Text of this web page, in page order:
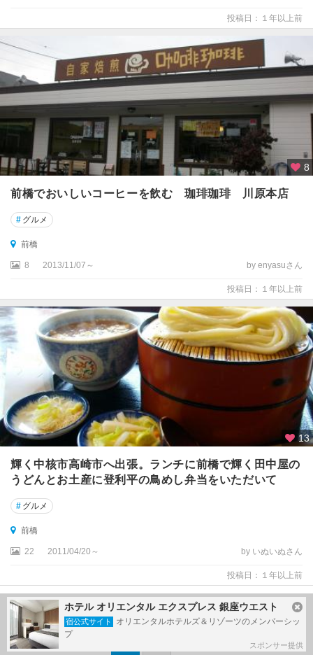
投稿日：１年以上前
8
前橋でおいしいコーヒーを飲む 珈琲珈琲 川原本店
# グルメ
前橋
8 2013/11/07～ by enyasuさん
投稿日：１年以上前
13
輝く中核市高崎市へ出張。ランチに前橋で輝く田中屋の
うどんとお土産に登利平の鳥めし弁当をいただいて
# グルメ
前橋
22 2011/04/20～ by いぬいぬさん
投稿日：１年以上前
1件目～ 30件目を表示（全 33 件中）
ホテル オリエンタル エクスプレス 銀座ウエスト
宿公式サイト
オリエンタルホテルズ＆リゾーツのメンバーシッ
プ
スポンサー提供